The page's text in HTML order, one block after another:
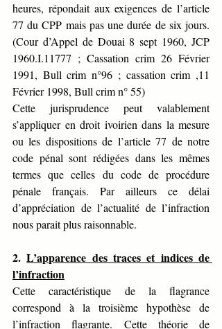
heures, répondait aux exigences de l’article
77 du CPP mais pas une durée de six jours.
(Cour d’Appel de Douai 8 sept 1960, JCP
1960.I.11777 ; Cassation crim 26 Février
1991, Bull crim n°96 ; cassation crim ,11
Février 1998, Bull crim n° 55)
Cette jurisprudence peut valablement
s’appliquer en droit ivoirien dans la mesure
ou les dispositions de l’article 77 de notre
code pénal sont rédigées dans les mêmes
termes que celles du code de procédure
pénale français. Par ailleurs ce délai
d’appréciation de l’actualité de l’infraction
nous parait plus raisonnable.
2. L’apparence des traces et indices de
l’infraction
Cette caractéristique de la flagrance
correspond à la troisième hypothèse de
l’infraction flagrante. Cette théorie de